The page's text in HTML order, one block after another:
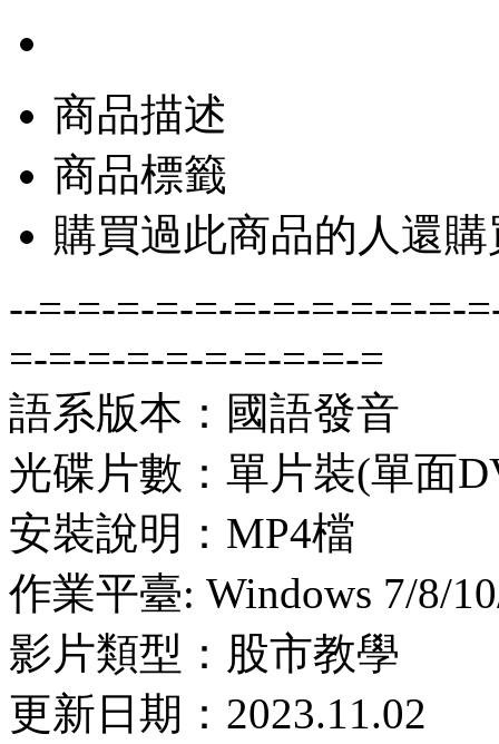
商品描述
商品標籤
購買過此商品的人還購
--=-=-=-=-=-=-=-=-=-=-=-
=-=-=-=-=-=-=-=-=-=
語系版本：國語發音
光碟片數：單片裝(單面
安裝說明：MP4檔
作業平臺: Windows 7/8/
影片類型：股市教學
更新日期：2023.11.02